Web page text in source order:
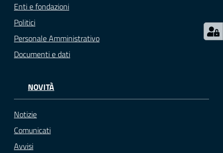
Enti e fondazioni
Politici
Personale Amministrativo
Documenti e dati
NOVITÀ
Notizie
Comunicati
Avvisi